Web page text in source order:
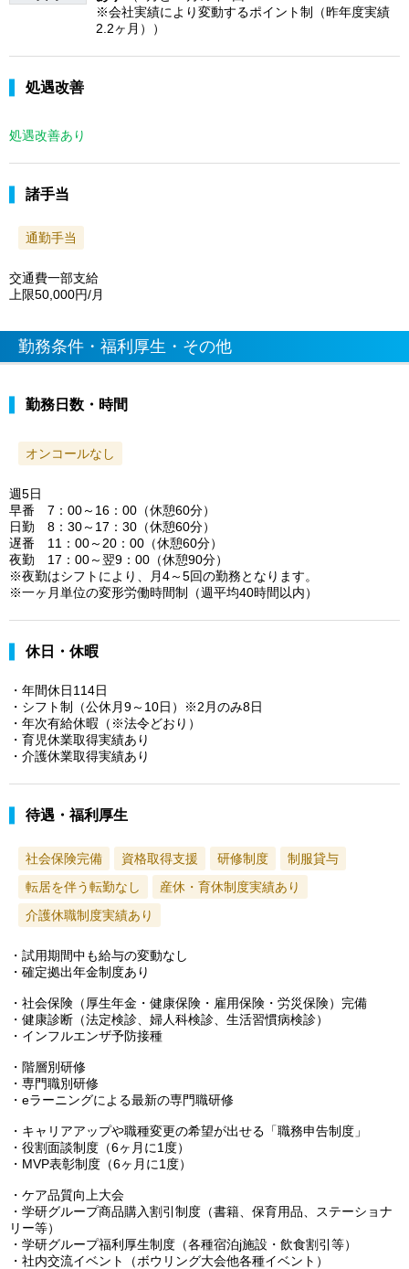
※会社実績により変動するポイント制（昨年度実績
2.2ヶ月））
処遇改善
処遇改善あり
諸手当
通勤手当
交通費一部支給
上限50,000円/月
勤務条件・福利厚生・その他
勤務日数・時間
オンコールなし
週5日
早番 7：00～16：00（休憩60分）
日勤 8：30～17：30（休憩60分）
遅番 11：00～20：00（休憩60分）
夜勤 17：00～翌9：00（休憩90分）
※夜勤はシフトにより、月4～5回の勤務となります。
※一ヶ月単位の変形労働時間制（週平均40時間以内）
休日・休暇
・年間休日114日
・シフト制（公休月9～10日）※2月のみ8日
・年次有給休暇（※法令どおり）
・育児休業取得実績あり
・介護休業取得実績あり
待遇・福利厚生
社会保険完備 資格取得支援 研修制度
制服貸与
転居を伴う転勤なし
産休・育休制度実績あり
介護休職制度実績あり
・試用期間中も給与の変動なし
・確定拠出年金制度あり
・社会保険（厚生年金・健康保険・雇用保険・労災保険）完備
・健康診断（法定検診、婦人科検診、生活習慣病検診）
・インフルエンザ予防接種
・階層別研修
・専門職別研修
・eラーニングによる最新の専門職研修
・キャリアアップや職種変更の希望が出せる「職務申告制度」
・役割面談制度（6ヶ月に1度）
・MVP表彰制度（6ヶ月に1度）
・ケア品質向上大会
・学研グループ商品購入割引制度（書籍、保育用品、ステーショナ
リー等）
・学研グループ福利厚生制度（各種宿泊j施設・飲食割引等）
・社内交流イベント（ボウリング大会他各種イベント）